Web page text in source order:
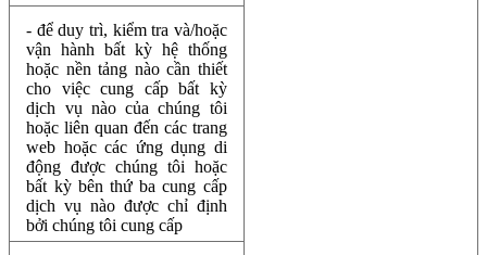
- để duy trì, kiểm tra và/hoặc
vận hành bất kỳ hệ thống
hoặc nền tảng nào cần thiết
cho việc cung cấp bất kỳ
dịch vụ nào của chúng tôi
hoặc liên quan đến các trang
web hoặc các ứng dụng di
động được chúng tôi hoặc
bất kỳ bên thứ ba cung cấp
dịch vụ nào được chỉ định
bởi chúng tôi cung cấp